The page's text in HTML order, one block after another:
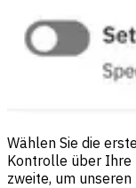
Wählen Sie die
Kontrolle über Ihre
zweite, um